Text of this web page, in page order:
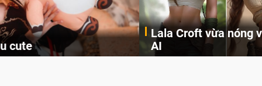
Lala Croft vừa nóng vừa xinh dưới nét vẽ của
AI